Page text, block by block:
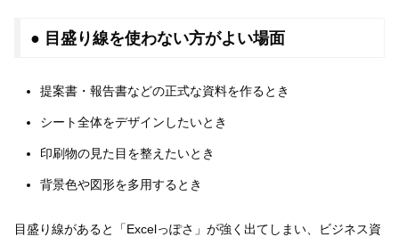
● 目盛り線を使わない方がよい場面
提案書・報告書などの正式な資料を作るとき
シート全体をデザインしたいとき
印刷物の見た目を整えたいとき
背景色や図形を多用するとき
目盛り線があると「Excelっぽさ」が強く出てしまい、ビジネス資